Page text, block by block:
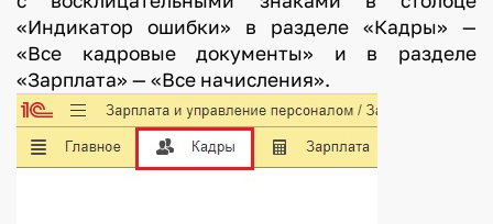
«Индикатор ошибки» в разделе «Кадры» —
«Все кадровые документы» и в разделе
«Зарплата» — «Все начисления».